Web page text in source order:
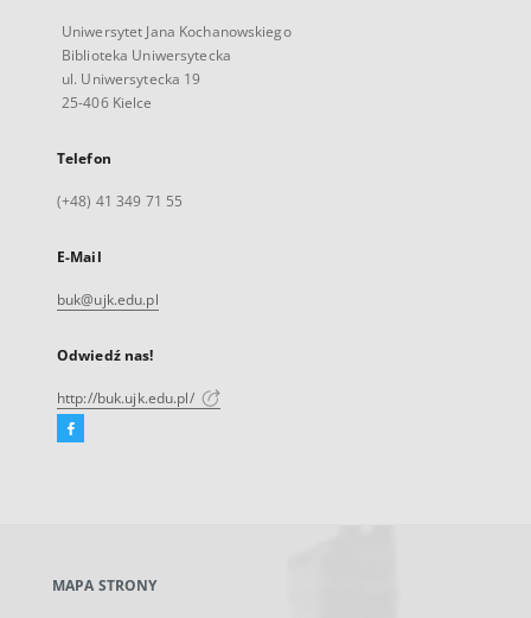
Uniwersytet Jana Kochanowskiego
Biblioteka Uniwersytecka
ul. Uniwersytecka 19
25-406 Kielce
Telefon
(+48) 41 349 71 55
E-Mail
buk@ujk.edu.pl
Odwiedź nas!
http://buk.ujk.edu.pl/
Facebook
karcie
MAPA STRONY